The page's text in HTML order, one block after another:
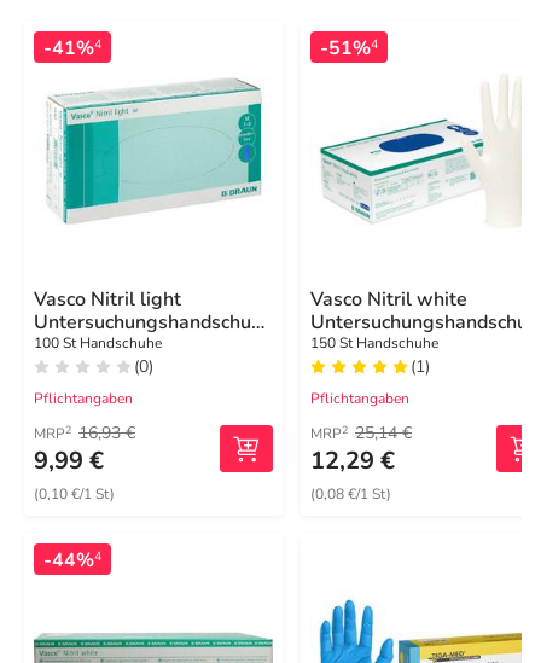
-41%4
Vasco Nitril light
Untersuchungshandschuhe
Größe M
100 St Handschuhe
(0)
Pflichtangaben
MRP2 16,93 €
9,99 €
(0,10 €/1 St)
-51%4
Vasco Nitril white
Größe M
150 St Handschuhe
(1)
Pflichtangaben
MRP2 25,14 €
12,29 €
(0,08 €/1 St)
-44%4